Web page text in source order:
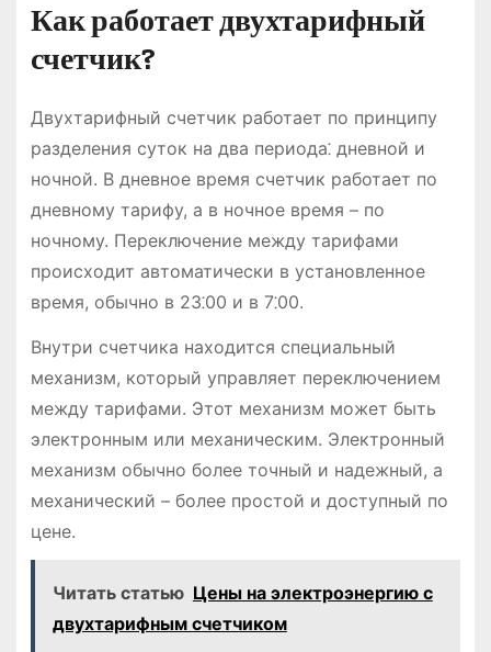
Как работает двухтарифный
счетчик?
Двухтарифный счетчик работает по принципу
разделения суток на два периода⁚ дневной и
ночной. В дневное время счетчик работает по
дневному тарифу, а в ночное время – по
ночному. Переключение между тарифами
происходит автоматически в установленное
время, обычно в 23⁚00 и в 7⁚00.
Внутри счетчика находится специальный
механизм, который управляет переключением
между тарифами. Этот механизм может быть
электронным или механическим. Электронный
механизм обычно более точный и надежный, а
механический – более простой и доступный по
цене.
Читать статью Цены на электроэнергию с
двухтарифным счетчиком